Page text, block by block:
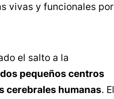
vivas y funcionales por
el salto a la
dos pequeños centros
cerebrales humanas. El